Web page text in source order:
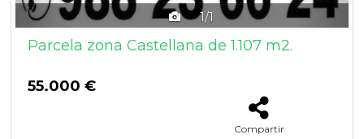
1/1
Parcela zona Castellana de 1.107 m2.
55.000 €
Compartir